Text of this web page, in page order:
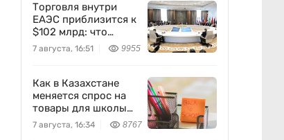
Торговля внутри
ЕАЭС приблизится к
$102 млрд: что
предложил
Казахстан
7 августа, 16:51 9955
Как в Казахстане
меняется спрос на
товары для школы
перед новым
учебным годом —
7 августа, 16:34 8767